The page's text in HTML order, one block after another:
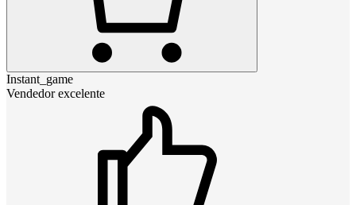
Instant_game
Vendedor excelente